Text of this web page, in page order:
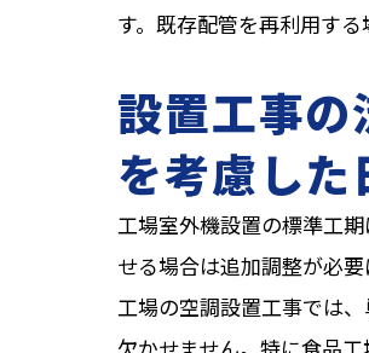
す。既存配管を再利用する
設置工事
を考慮した
工場室外機設置の標準工
せる場合は追加調整が必要
工場の空調設置工事では